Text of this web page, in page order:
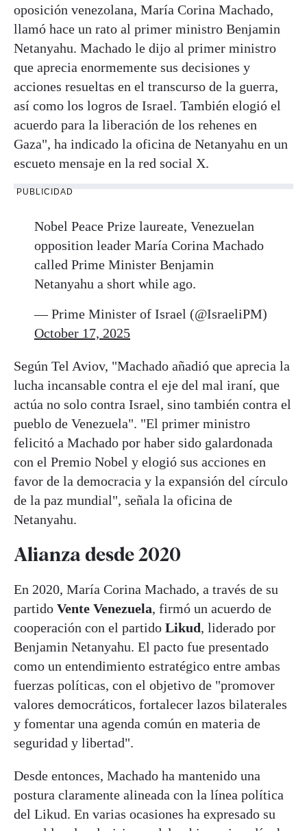
oposición venezolana, María Corina Machado,
llamó hace un rato al primer ministro Benjamin
Netanyahu. Machado le dijo al primer ministro
que aprecia enormemente sus decisiones y
acciones resueltas en el transcurso de la guerra,
así como los logros de Israel. También elogió el
acuerdo para la liberación de los rehenes en
Gaza", ha indicado la oficina de Netanyahu en un
escueto mensaje en la red social X.
PUBLICIDAD
Nobel Peace Prize laureate, Venezuelan
opposition leader María Corina Machado
called Prime Minister Benjamin
Netanyahu a short while ago.
— Prime Minister of Israel (@IsraeliPM)
October 17, 2025
Según Tel Aviov, "Machado añadió que aprecia la
lucha incansable contra el eje del mal iraní, que
actúa no solo contra Israel, sino también contra el
pueblo de Venezuela". "El primer ministro
felicitó a Machado por haber sido galardonada
con el Premio Nobel y elogió sus acciones en
favor de la democracia y la expansión del círculo
de la paz mundial", señala la oficina de
Netanyahu.
Alianza desde 2020
En 2020, María Corina Machado, a través de su
partido Vente Venezuela, firmó un acuerdo de
cooperación con el partido Likud, liderado por
Benjamin Netanyahu. El pacto fue presentado
como un entendimiento estratégico entre ambas
fuerzas políticas, con el objetivo de "promover
valores democráticos, fortalecer lazos bilaterales
y fomentar una agenda común en materia de
seguridad y libertad".
Desde entonces, Machado ha mantenido una
postura claramente alineada con la línea política
del Likud. En varias ocasiones ha expresado su